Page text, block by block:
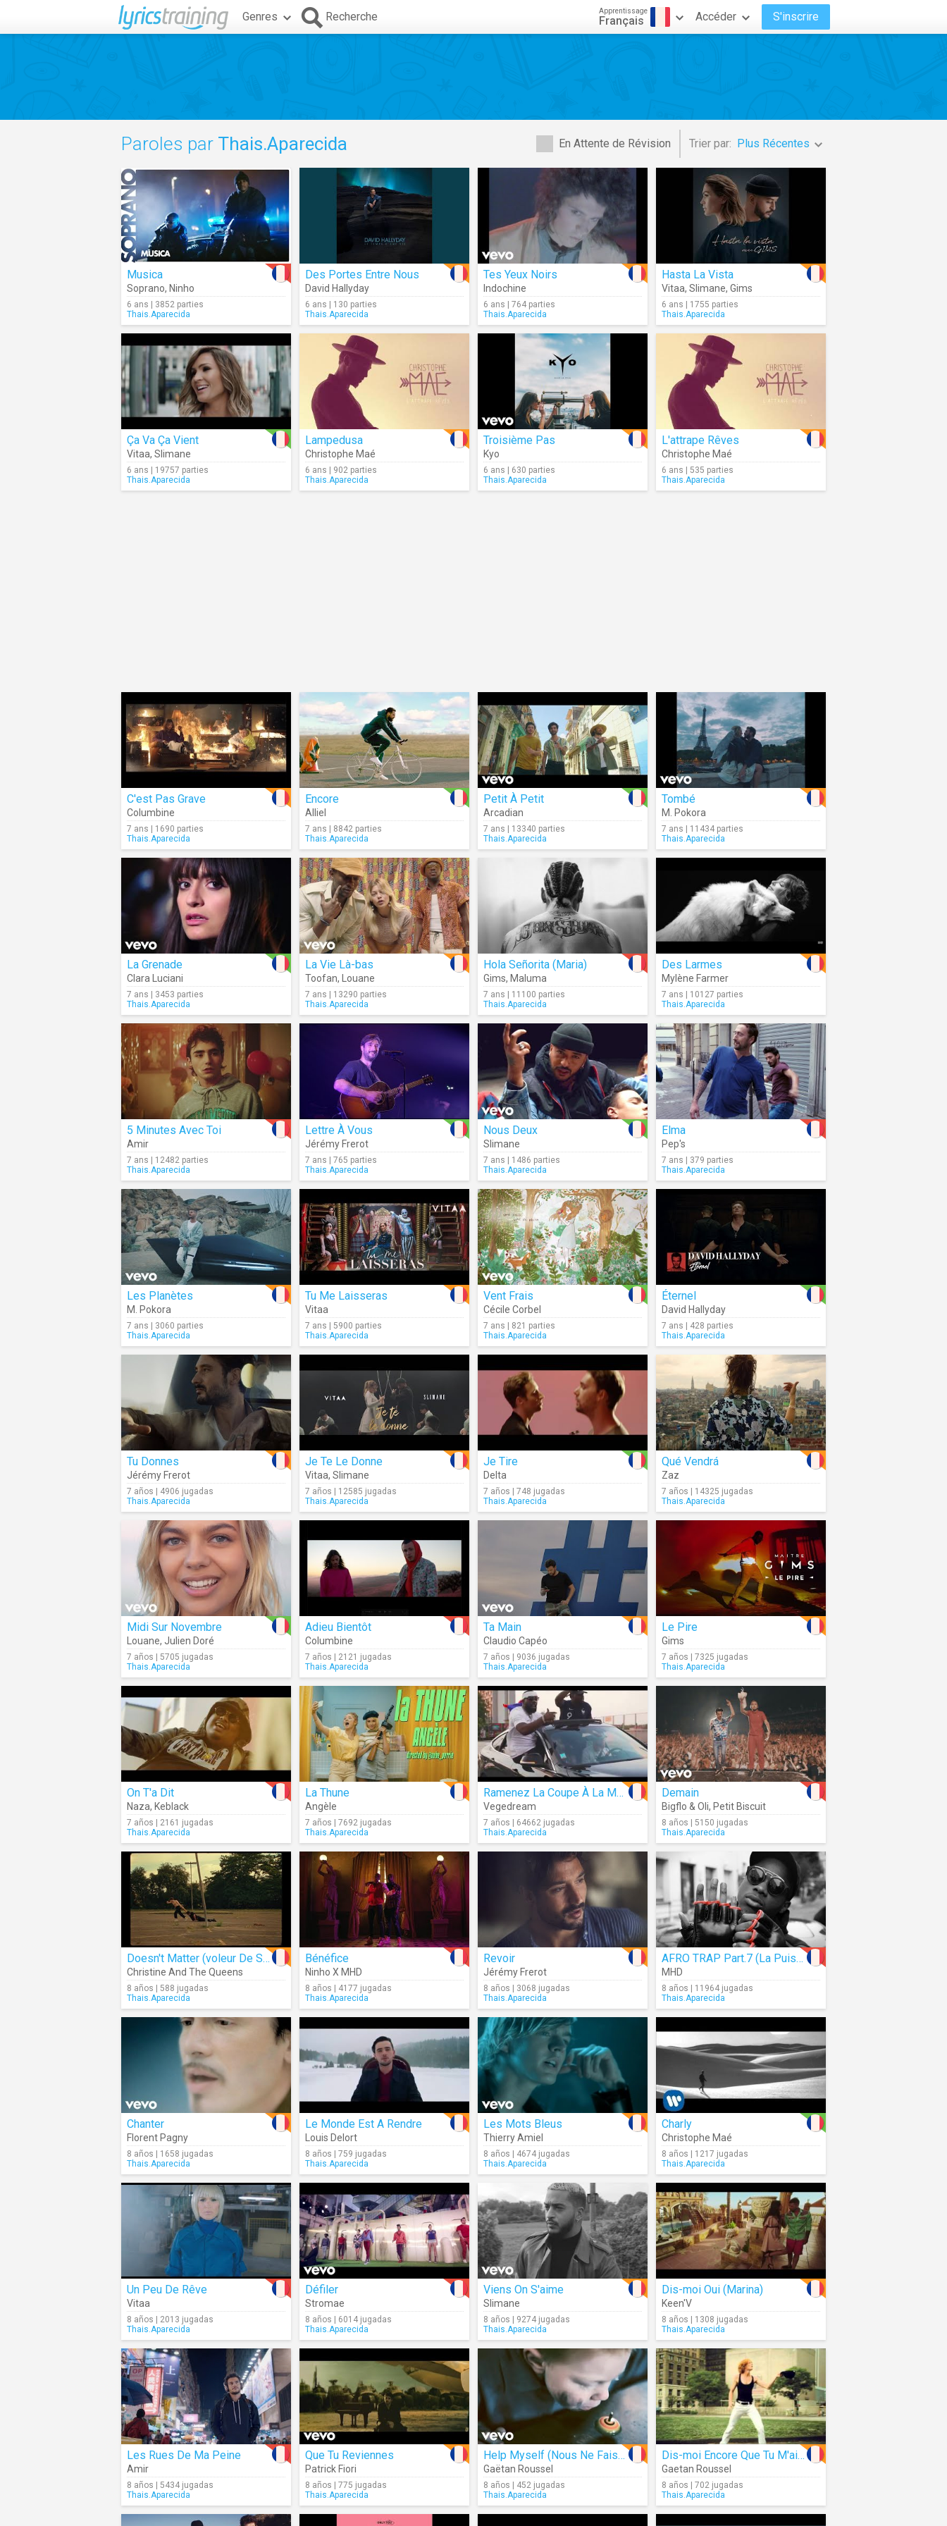
Genres Recherche Apprentissage
Français Accéder S'inscrire
En Attente de Révision Trier par: Plus Récentes
Paroles par Thais.Aparecida
Musica
Soprano, Ninho
6 ans | 3852 parties
Thais.Aparecida
Des Portes Entre Nous
David Hallyday
6 ans | 130 parties
Thais.Aparecida
Tes Yeux Noirs
Indochine
6 ans | 764 parties
Thais.Aparecida
Hasta La Vista
Vitaa, Slimane, Gims
6 ans | 1755 parties
Thais.Aparecida
Ça Va Ça Vient
Vitaa, Slimane
6 ans | 19757 parties
Thais.Aparecida
Lampedusa
Christophe Maé
6 ans | 902 parties
Thais.Aparecida
Troisième Pas
Kyo
6 ans | 630 parties
Thais.Aparecida
L'attrape Rêves
Christophe Maé
6 ans | 535 parties
Thais.Aparecida
C'est Pas Grave
Columbine
7 ans | 1690 parties
Thais.Aparecida
Encore
Alliel
7 ans | 8842 parties
Thais.Aparecida
Petit À Petit
Arcadian
7 ans | 13340 parties
Thais.Aparecida
Tombé
M. Pokora
7 ans | 11434 parties
Thais.Aparecida
La Grenade
Clara Luciani
7 ans | 3453 parties
Thais.Aparecida
La Vie Là-bas
Toofan, Louane
7 ans | 13290 parties
Thais.Aparecida
Hola Señorita (Maria)
Gims, Maluma
7 ans | 11100 parties
Thais.Aparecida
Des Larmes
Mylène Farmer
7 ans | 10127 parties
Thais.Aparecida
5 Minutes Avec Toi
Amir
7 ans | 12482 parties
Thais.Aparecida
Lettre À Vous
Jérémy Frerot
7 ans | 765 parties
Thais.Aparecida
Nous Deux
Slimane
7 ans | 1486 parties
Thais.Aparecida
Elma
Pep's
7 ans | 379 parties
Thais.Aparecida
Les Planètes
M. Pokora
7 ans | 3060 parties
Thais.Aparecida
Tu Me Laisseras
Vitaa
7 ans | 5900 parties
Thais.Aparecida
Vent Frais
Cécile Corbel
7 ans | 821 parties
Thais.Aparecida
Éternel
David Hallyday
7 ans | 428 parties
Thais.Aparecida
Tu Donnes
Jérémy Frerot
7 años | 4906 jugadas
Thais.Aparecida
Je Te Le Donne
Vitaa, Slimane
7 años | 12585 jugadas
Thais.Aparecida
Je Tire
Delta
7 años | 748 jugadas
Thais.Aparecida
Qué Vendrá
Zaz
7 años | 14325 jugadas
Thais.Aparecida
Midi Sur Novembre
Louane, Julien Doré
7 años | 5705 jugadas
Thais.Aparecida
Adieu Bientôt
Columbine
7 años | 2121 jugadas
Thais.Aparecida
Ta Main
Claudio Capéo
7 años | 9036 jugadas
Thais.Aparecida
Le Pire
Gims
7 años | 7325 jugadas
Thais.Aparecida
On T'a Dit
Naza, Keblack
7 años | 2161 jugadas
Thais.Aparecida
La Thune
Angèle
7 años | 7692 jugadas
Thais.Aparecida
Ramenez La Coupe À La Maison
Vegedream
7 años | 64662 jugadas
Thais.Aparecida
Demain
Bigflo & Oli, Petit Biscuit
8 años | 5150 jugadas
Thais.Aparecida
Doesn't Matter (voleur De Soleil)
Christine And The Queens
8 años | 588 jugadas
Thais.Aparecida
Bénéfice
Ninho X MHD
8 años | 4177 jugadas
Thais.Aparecida
Revoir
Jérémy Frerot
8 años | 3068 jugadas
Thais.Aparecida
AFRO TRAP Part.7 (La Puissance)
MHD
8 años | 11964 jugadas
Thais.Aparecida
Chanter
Florent Pagny
8 años | 1658 jugadas
Thais.Aparecida
Le Monde Est A Rendre
Louis Delort
8 años | 759 jugadas
Thais.Aparecida
Les Mots Bleus
Thierry Amiel
8 años | 4674 jugadas
Thais.Aparecida
Charly
Christophe Maé
8 años | 1217 jugadas
Thais.Aparecida
Un Peu De Rêve
Vitaa
8 años | 2013 jugadas
Thais.Aparecida
Défiler
Stromae
8 años | 6014 jugadas
Thais.Aparecida
Viens On S'aime
Slimane
8 años | 9274 jugadas
Thais.Aparecida
Dis-moi Oui (Marina)
Keen'V
8 años | 1308 jugadas
Thais.Aparecida
Les Rues De Ma Peine
Amir
8 años | 5434 jugadas
Thais.Aparecida
Que Tu Reviennes
Patrick Fiori
8 años | 775 jugadas
Thais.Aparecida
Help Myself (Nous Ne Faisons Que Passer)
Gaëtan Roussel
8 años | 452 jugadas
Thais.Aparecida
Dis-moi Encore Que Tu M'aimes
Gaetan Roussel
8 años | 702 jugadas
Thais.Aparecida